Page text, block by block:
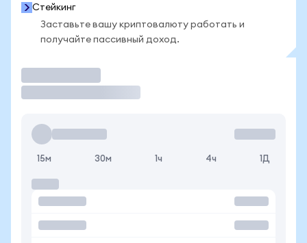
Стейкинг
Заставьте вашу криптовалюту работать и
получайте пассивный доход.
15м 30м 1ч 4ч 1Д